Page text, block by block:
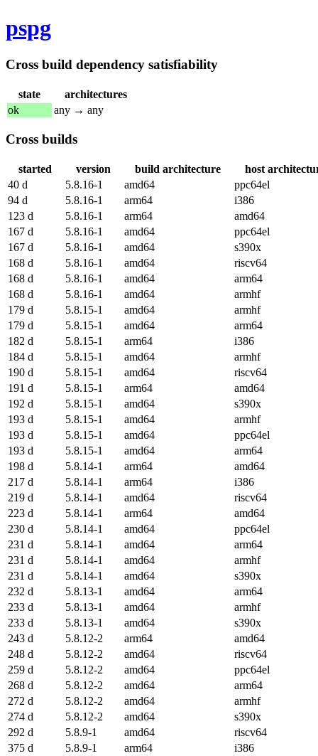
pspg
Cross build dependency satisfiability
state
architectures
ok
any → any
Cross builds
started version build architecture
host
40 d
5.8.16-1 amd64
ppc64el
94 d
5.8.16-1 arm64
i386
123 d
5.8.16-1 arm64
amd64
167 d
5.8.16-1 amd64
ppc64el
167 d
5.8.16-1 amd64
s390x
168 d
5.8.16-1 amd64
riscv64
168 d
5.8.16-1 amd64
arm64
168 d
5.8.16-1 amd64
armhf
179 d
5.8.15-1 amd64
armhf
179 d
5.8.15-1 amd64
arm64
182 d
5.8.15-1 arm64
i386
184 d
5.8.15-1 amd64
armhf
190 d
5.8.15-1 amd64
riscv64
191 d
5.8.15-1 arm64
amd64
192 d
5.8.15-1 amd64
s390x
193 d
5.8.15-1 amd64
armhf
193 d
5.8.15-1 amd64
ppc64el
193 d
5.8.15-1 amd64
arm64
198 d
5.8.14-1 arm64
amd64
217 d
5.8.14-1 arm64
i386
219 d
5.8.14-1 amd64
riscv64
223 d
5.8.14-1 arm64
amd64
230 d
5.8.14-1 amd64
ppc64el
231 d
5.8.14-1 amd64
arm64
231 d
5.8.14-1 amd64
armhf
231 d
5.8.14-1 amd64
s390x
232 d
5.8.13-1 amd64
arm64
233 d
5.8.13-1 amd64
armhf
233 d
5.8.13-1 amd64
s390x
243 d
5.8.12-2 arm64
amd64
248 d
5.8.12-2 amd64
riscv64
259 d
5.8.12-2 amd64
ppc64el
268 d
5.8.12-2 amd64
arm64
272 d
5.8.12-2 amd64
armhf
274 d
5.8.12-2 amd64
s390x
292 d
5.8.9-1 amd64
riscv64
375 d
5.8.9-1 arm64
i386